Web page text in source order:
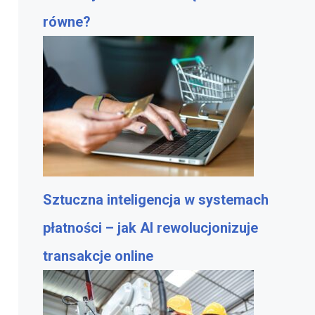
równe?
Sztuczna inteligencja w systemach
płatności – jak AI rewolucjonizuje
transakcje online